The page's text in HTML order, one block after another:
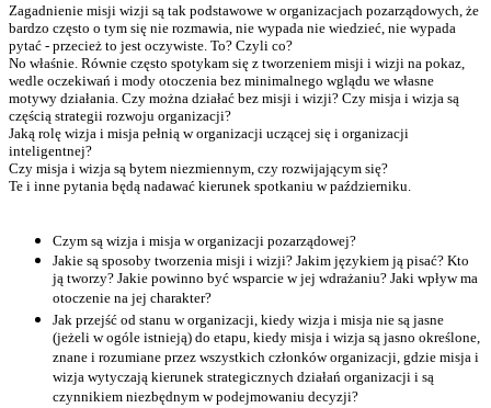
Zagadnienie misji wizji są tak podstawowe w organizacjach pozarządowych, że
bardzo często o tym się nie rozmawia, nie wypada nie wiedzieć, nie wypada
pytać - przecież to jest oczywiste. To? Czyli co?
No właśnie. Równie często spotykam się z tworzeniem misji i wizji na pokaz,
wedle oczekiwań i mody otoczenia bez minimalnego wglądu we własne
motywy działania. Czy można działać bez misji i wizji? Czy misja i wizja są
częścią strategii rozwoju organizacji?
Jaką rolę wizja i misja pełnią w organizacji uczącej się i organizacji
inteligentnej?
Czy misja i wizja są bytem niezmiennym, czy rozwijającym się?
Te i inne pytania będą nadawać kierunek spotkaniu w październiku.
Czym są wizja i misja w organizacji pozarządowej?
Jakie są sposoby tworzenia misji i wizji? Jakim językiem ją pisać? Kto
ją tworzy? Jakie powinno być wsparcie w jej wdrażaniu? Jaki wpływ ma
otoczenie na jej charakter?
Jak przejść od stanu w organizacji, kiedy wizja i misja nie są jasne
(jeżeli w ogóle istnieją) do etapu, kiedy misja i wizja są jasno określone,
znane i rozumiane przez wszystkich członków organizacji, gdzie misja i
wizja wytyczają kierunek strategicznych działań organizacji i są
czynnikiem niezbędnym w podejmowaniu decyzji?